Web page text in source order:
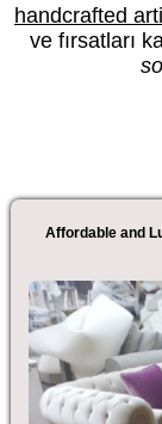
handcrafted
ve fırsatları
Affordable and